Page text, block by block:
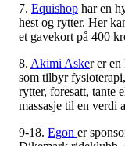
7. Equishop har en
hest og rytter. Her
et gavekort på 400
8. Akimi Asker er en
som tilbyr
rytter, foresatt, tante
massasje til en verdi
9-18. Egon er